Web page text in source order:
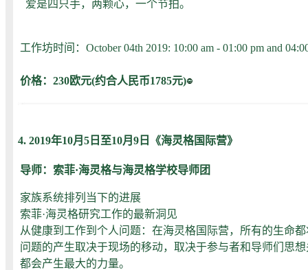
爱是四只手，两颗心，一个节拍。
工作坊时间：October 04th 2019: 10:00 am - 01:00 pm and
价格：230欧元(约合人民币1785元)
4. 2019年10月5日至10月9日《海灵格国际营》
导师：索菲·海灵格与海灵格学校导师团
家族系统排列当下的进展
索菲·海灵格研究工作的最新洞见
从健康到工作到个人问题：在海灵格国际营，所有的生命
问题的产生取决于现场的移动，取决于参与者和导师们思
都会产生最大的力量。